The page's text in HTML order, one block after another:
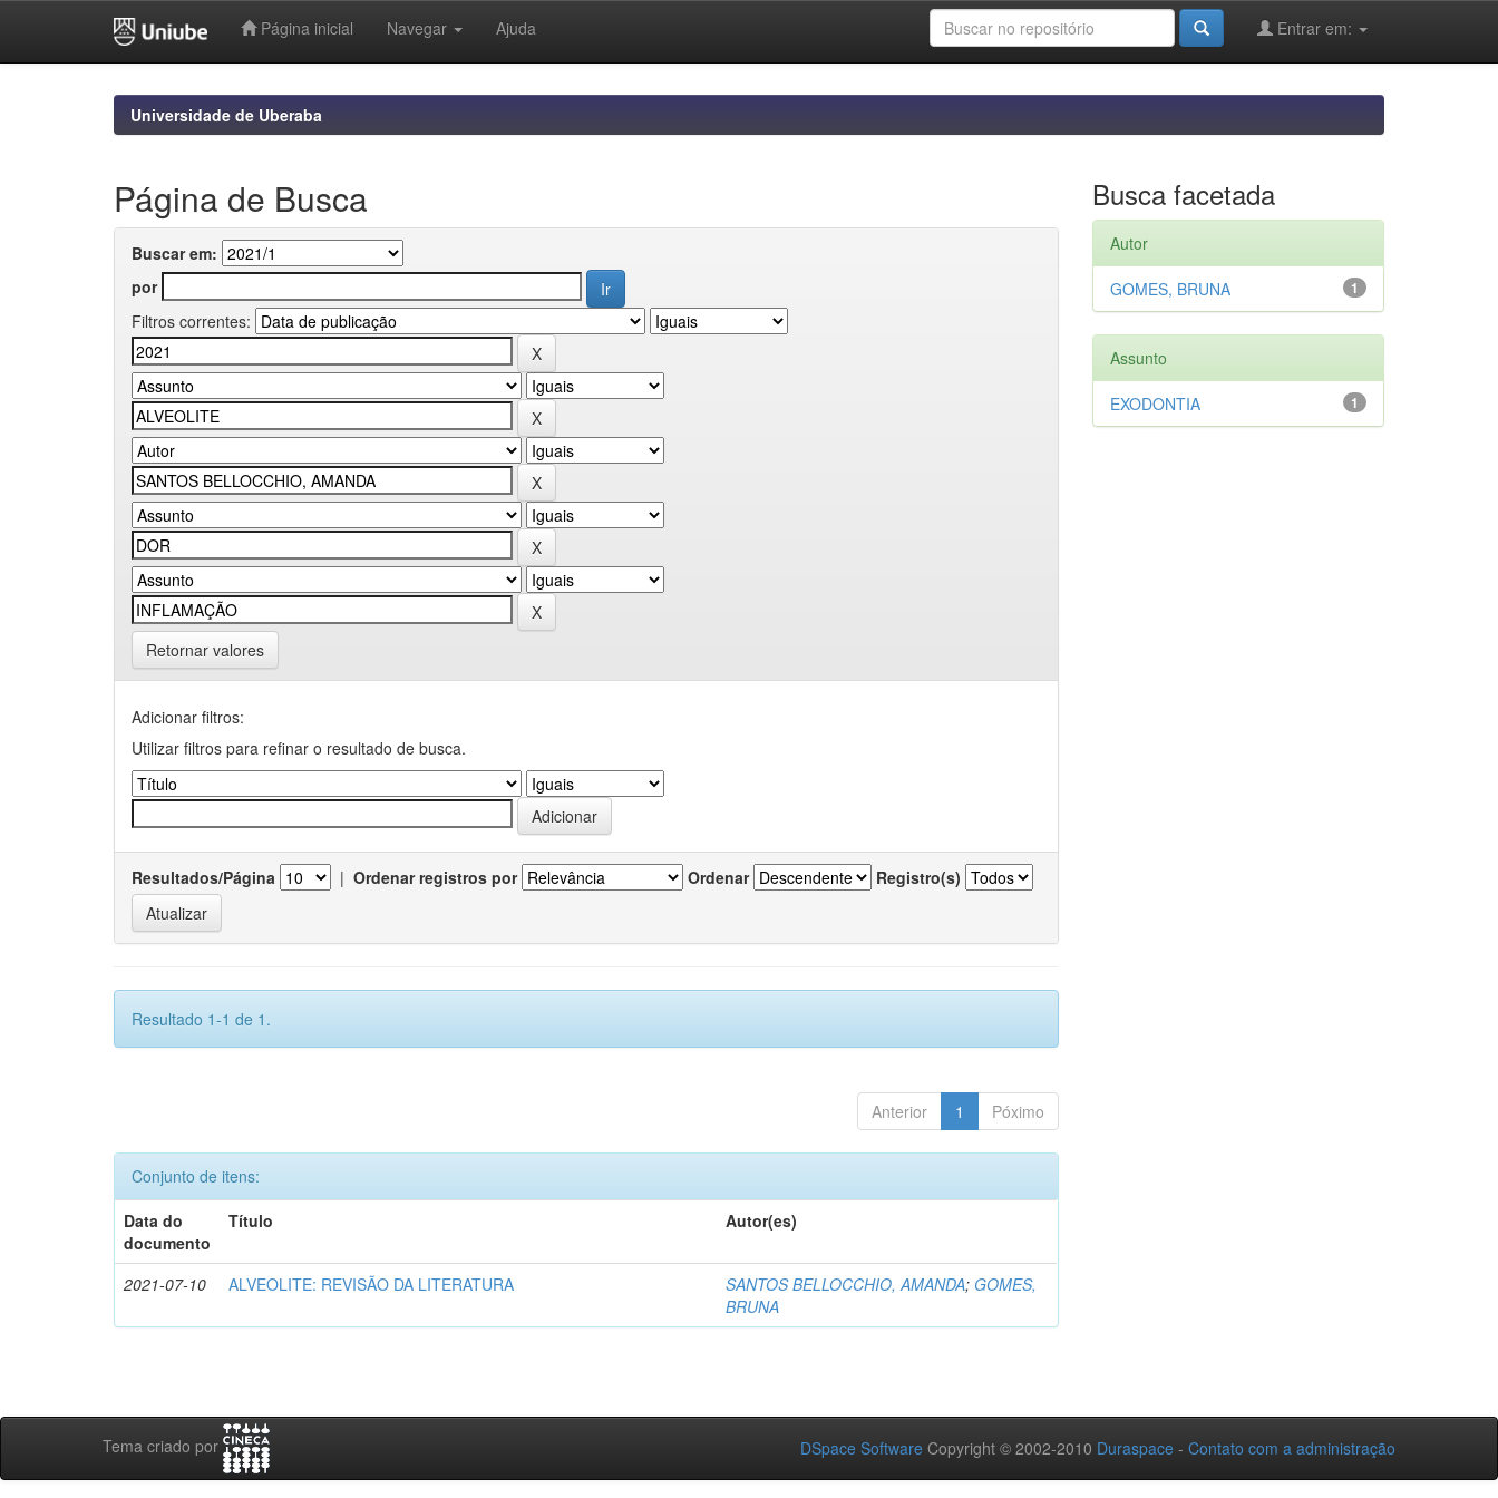
Página inicial Navegar Ajuda Entrar em:
Universidade de Uberaba
Página de Busca
Buscar em:
por
Filtros correntes:
Retornar valores
Adicionar filtros:
Utilizar filtros para refinar o resultado de busca.
Resultados/Página | Ordenar registros por Ordenar Registro(s)
Resultado 1-1 de 1.
Anterior 1 Póximo
Conjunto de itens:
Data do
documento
Título Autor(es)
2021-07-10 ALVEOLITE: REVISÃO DA LITERATURA SANTOS BELLOCCHIO, AMANDA; GOMES,
BRUNA
Busca facetada
Autor
1
GOMES, BRUNA
Assunto
1
EXODONTIA
Tema criado por DSpace Software Copyright © 2002-2010 Duraspace - Contato com a administração